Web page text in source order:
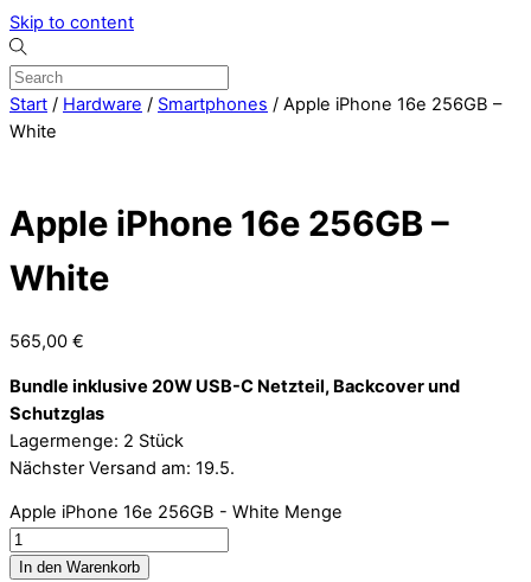
Skip to content
Start / Hardware / Smartphones / Apple iPhone 16e 256GB –
White
Apple iPhone 16e 256GB –
White
565,00 €
Bundle inklusive 20W USB-C Netzteil, Backcover und
Schutzglas
Lagermenge: 2 Stück
Nächster Versand am: 19.5.
Apple iPhone 16e 256GB - White Menge
In den Warenkorb